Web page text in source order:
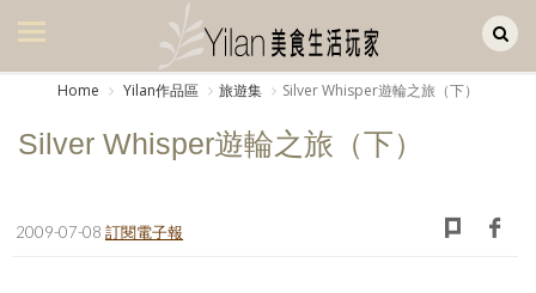
美食集
Home Yilan作品區 旅遊集 Silver Whisper遊輪之旅（下）
Silver Whisper遊輪之旅（下）
2009-07-08 訂閱電子報